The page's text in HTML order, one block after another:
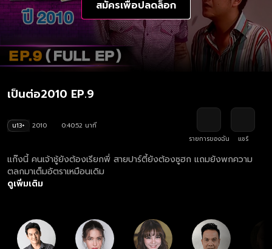
สมัครเพื่อปลดล็อก
เป็นต่อ2010 EP.9
น13+ 2010
0:40:52 นาที
รายการของฉัน
แชร์
แก๊งนี้ คนเจ้าชู้ยังต้องเรียกพี่ สายปาร์ตี้ยังต้องซูฮก แถมยังพกความ
ตลกมาเต็มอัตราเหมือนเดิม
ดูเพิ่มเติม